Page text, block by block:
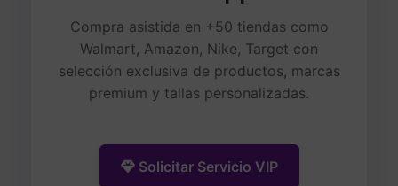
Compra asistida en +50 tiendas como
Walmart, Amazon, Nike, Target con
selección exclusiva de productos, marcas
premium y tallas personalizadas.
Solicitar Servicio VIP